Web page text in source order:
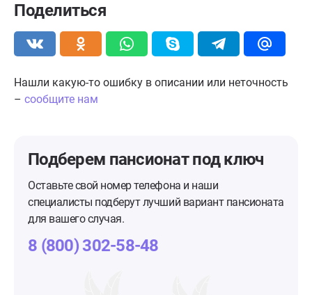
Поделиться
Нашли какую-то ошибку в описании или неточность
– сообщите нам
Подберем пансионатпод ключ
Оставьте свой номер телефона и наши
специалисты подберут лучший вариант пансионата
для вашего случая.
8 (800) 302-58-48